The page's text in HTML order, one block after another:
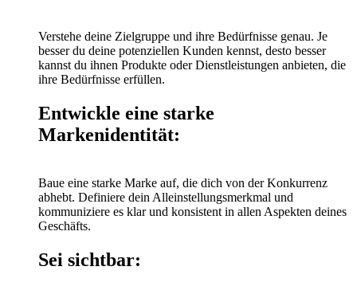
Verstehe deine Zielgruppe und ihre Bedürfnisse genau. Je
besser du deine potenziellen Kunden kennst, desto besser
kannst du ihnen Produkte oder Dienstleistungen anbieten, die
ihre Bedürfnisse erfüllen.
Entwickle eine starke
Markenidentität:
Baue eine starke Marke auf, die dich von der Konkurrenz
abhebt. Definiere dein Alleinstellungsmerkmal und
kommuniziere es klar und konsistent in allen Aspekten deines
Geschäfts.
Sei sichtbar: